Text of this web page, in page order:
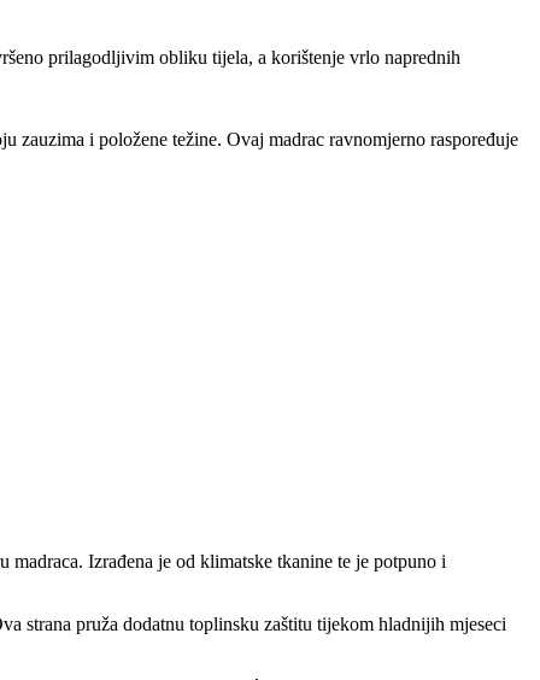
prilagodljivim obliku tijela, a korištenje vrlo naprednih
zauzima i položene težine. Ovaj madrac ravnomjerno raspoređuje
Izrađena je od klimatske tkanine te je potpuno i
strana pruža dodatnu toplinsku zaštitu tijekom hladnijih mjeseci